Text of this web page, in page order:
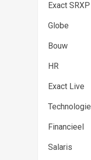
Exact SRXP
Globe
Bouw
HR
Exact Live
Technologie
Financieel
Salaris